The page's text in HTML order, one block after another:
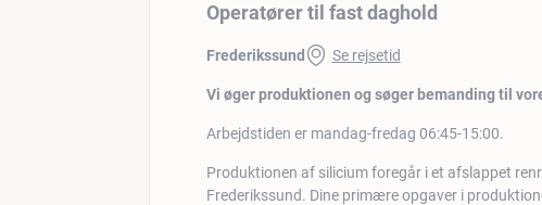
Operatører til fast daghold
Frederikssund Se rejsetid
Vi øger produktionen og søger bemanding til
Arbejdstiden er mandag-fredag 06:45-15:00.
Produktionen af silicium foregår i et afslappet
Frederikssund. Dine primære opgaver i